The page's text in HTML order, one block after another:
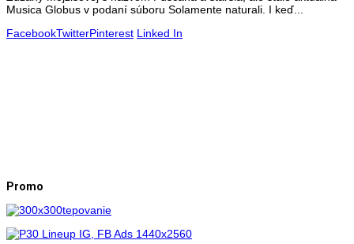
Musica Globus v podaní súboru Solamente naturali. I keď...
FacebookTwitterPinterest Linked In
Promo